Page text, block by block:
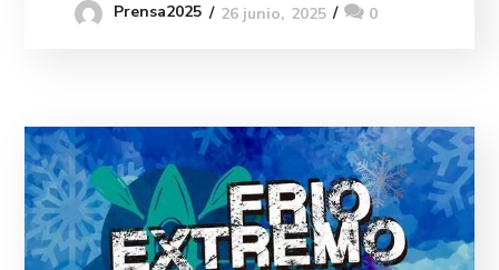
Prensa2025 26 junio, 2025 0